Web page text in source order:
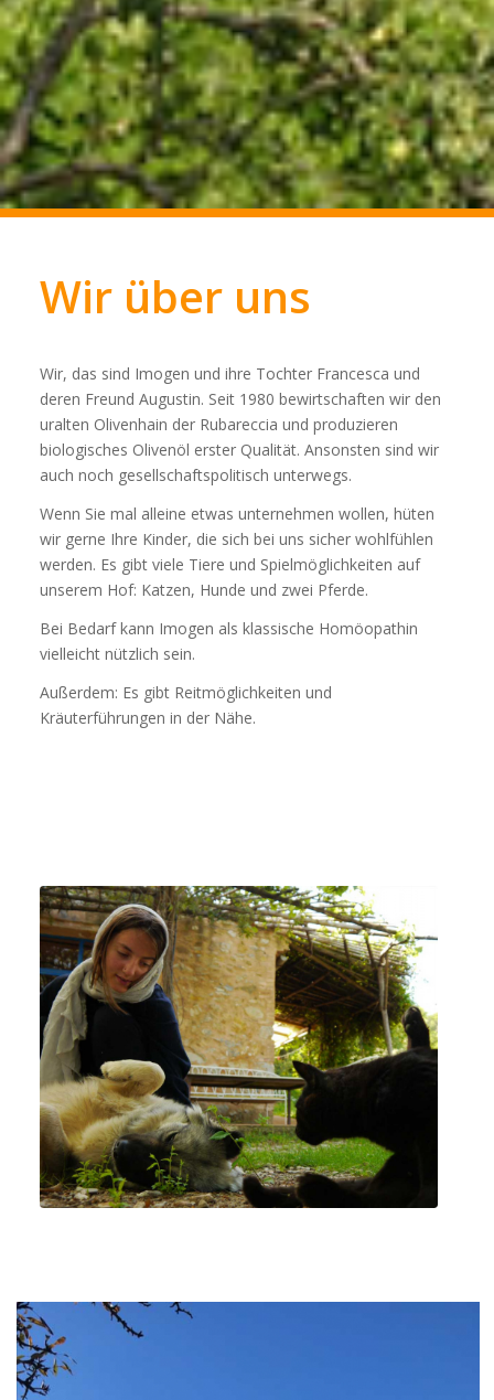
Wir über uns
Wir, das sind Imogen und ihre Tochter Francesca und
deren Freund Augustin. Seit 1980 bewirtschaften wir den
uralten Olivenhain der Rubareccia und produzieren
biologisches Olivenöl erster Qualität. Ansonsten sind wir
auch noch gesellschaftspolitisch unterwegs.
Wenn Sie mal alleine etwas unternehmen wollen, hüten
wir gerne Ihre Kinder, die sich bei uns sicher wohlfühlen
werden. Es gibt viele Tiere und Spielmöglichkeiten auf
unserem Hof: Katzen, Hunde und zwei Pferde.
Bei Bedarf kann Imogen als klassische Homöopathin
vielleicht nützlich sein.
Außerdem: Es gibt Reitmöglichkeiten und
Kräuterführungen in der Nähe.